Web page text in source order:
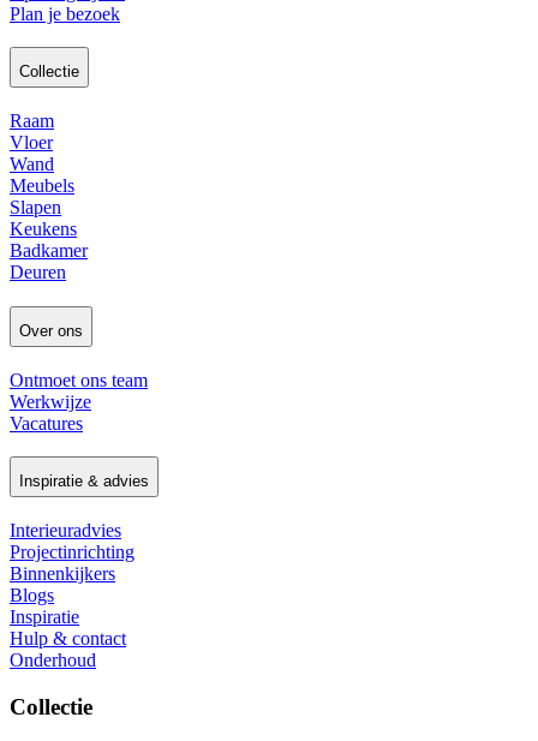
Plan je bezoek
Collectie
Raam
Vloer
Wand
Meubels
Slapen
Keukens
Badkamer
Deuren
Over ons
Ontmoet ons team
Werkwijze
Vacatures
Inspiratie & advies
Interieuradvies
Projectinrichting
Binnenkijkers
Blogs
Inspiratie
Hulp & contact
Onderhoud
Collectie